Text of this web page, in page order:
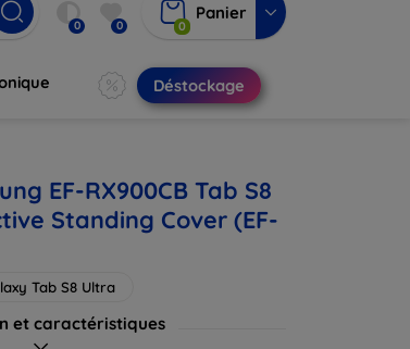
0 0 0
Panier
Déstockage
EF-RX900CB Tab S8
Standing Cover (EF-
Tab S8 Ultra
et caractéristiques